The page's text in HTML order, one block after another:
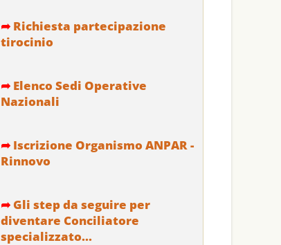
➦Richiesta partecipazione
tirocinio
➦Elenco Sedi Operative
Nazionali
➦Iscrizione Organismo ANPAR -
Rinnovo
➦Gli step da seguire per
diventare Conciliatore
specializzato...